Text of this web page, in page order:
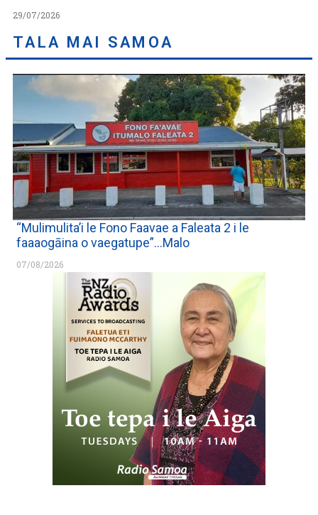
29/07/2026
TALA MAI SAMOA
“Mulimulita’i le Fono Faavae a Faleata 2 i le
faaaogāina o vaegatupe”…Malo
07/08/2026